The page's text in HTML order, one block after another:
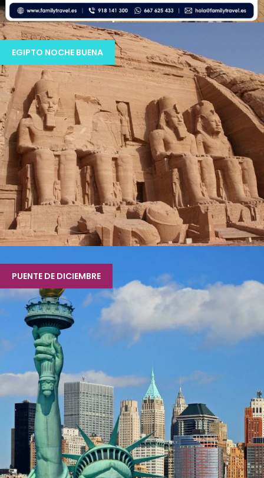
LONDRES CON HARRY POTTER & LEGOLAND
EGIPTO NOCHE BUENA
EGIPTO CON ABU SIMBEL 8 DÍAS
PUENTE DE DICIEMBRE